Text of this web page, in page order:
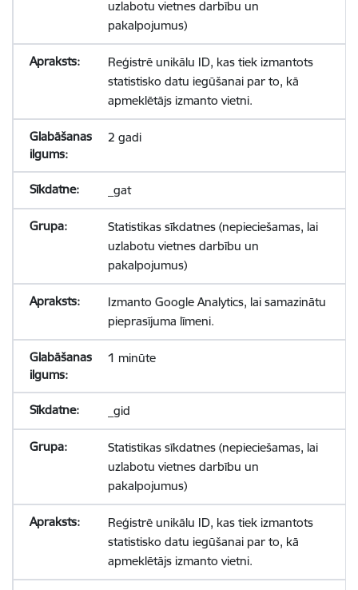
uzlabotu vietnes darbību un
pakalpojumus)
Reģistrē unikālu ID, kas tiek izmantots
statistisko datu iegūšanai par to, kā
apmeklētājs izmanto vietni.
2 gadi
_gat
Statistikas sīkdatnes (nepieciešamas, lai
uzlabotu vietnes darbību un
pakalpojumus)
Izmanto Google Analytics, lai samazinātu
pieprasījuma līmeni.
1 minūte
_gid
Statistikas sīkdatnes (nepieciešamas, lai
uzlabotu vietnes darbību un
pakalpojumus)
Reģistrē unikālu ID, kas tiek izmantots
statistisko datu iegūšanai par to, kā
apmeklētājs izmanto vietni.